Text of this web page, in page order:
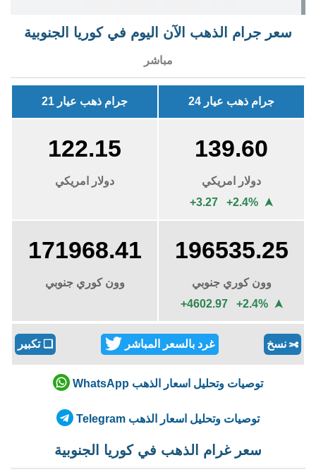
سعر جرام الذهب الآن اليوم في كوريا الجنوبية
مباشر
جرام ذهب عيار 24 جرام ذهب عيار 21
139.60
دولار امريكي
+3.27 +2.4%
➤
122.15
دولار امريكي
196535.25
وون كوري جنوبي
+4602.97 +2.4%
➤
171968.41
وون كوري جنوبي
✄ نسخ غرد بالسعر المباشر ❏تكبير
توصيات وتحليل اسعار الذهب WhatsApp
توصيات وتحليل اسعار الذهب Telegram
سعر غرام الذهب في كوريا الجنوبية